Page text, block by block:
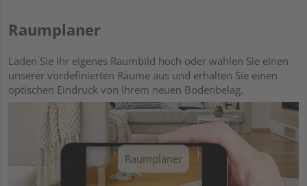
Raumplaner
Laden Sie Ihr eigenes Raumbild hoch oder wählen Sie einen
unserer vordefinierten Räume aus und erhalten Sie einen
optischen Eindruck von Ihrem neuen Bodenbelag.
Raumplaner